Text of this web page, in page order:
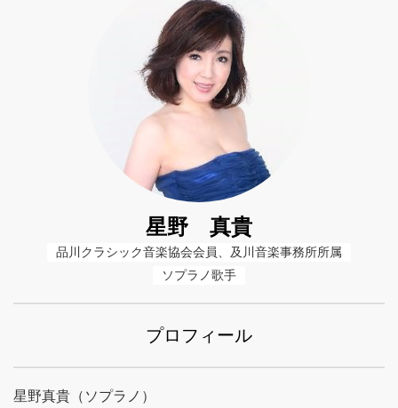
星野 真貴
品川クラシック音楽協会会員、及川音楽事務所所属
ソプラノ歌手
プロフィール
星野真貴（ソプラノ）